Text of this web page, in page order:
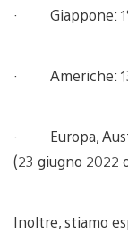
· Giappone: 1°
· Americhe:
· Europa,
(23 giugno 2022
Inoltre, stiamo